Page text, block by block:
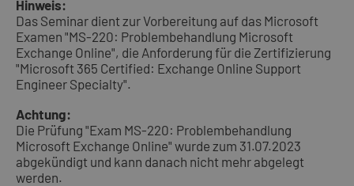
Hinweis:
Das Seminar dient zur Vorbereitung auf das Microsoft
Examen "MS-220: Problembehandlung Microsoft
Exchange Online", die Anforderung für die Zertifizierung
"Microsoft 365 Certified: Exchange Online Support
Engineer Specialty".
Achtung:
Die Prüfung "Exam MS-220: Problembehandlung
Microsoft Exchange Online" wurde zum 31.07.2023
abgekündigt und kann danach nicht mehr abgelegt
werden.